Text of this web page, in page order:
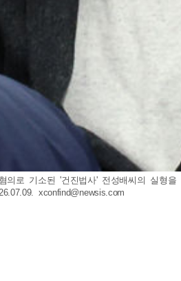
로 기소된 '건진법사' 전성배씨의 실
xconfind@newsis.com